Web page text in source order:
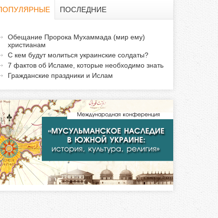
и
с
к
т
ПОСЛЕДНИЕ
Обещание Пророка Мухаммада (мир ему)
христианам
С кем будут молиться украинские солдаты?
7 фактов об Исламе, которые необходимо знать
Гражданские праздники и Ислам